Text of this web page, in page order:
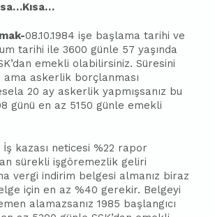
08.10.1984 işe başlama tarihi ve
tarihi ile 3600 günle 57 yaşında
emekli olabilirsiniz. Süresini
ama askerlik borçlanması
20 ay askerlik yapmışsanız bu
günü en az 5150 günle emekli
İş kazası neticesi %22 rapor
sürekli işgöremezlik geliri
vergi indirim belgesi almanız biraz
için en az %40 gerekir. Belgeyi
alamazsanız 1985 başlangıcı